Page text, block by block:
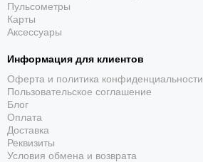
Пульсометры
Карты
Аксессуары
Информация для клиентов
Оферта и политика конфиденциальности
Пользовательское соглашение
Блог
Оплата
Доставка
Реквизиты
Условия обмена и возврата